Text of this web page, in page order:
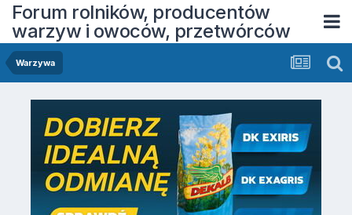
Forum rolników, producentów
warzyw i owoców, przetwórców
Warzywa